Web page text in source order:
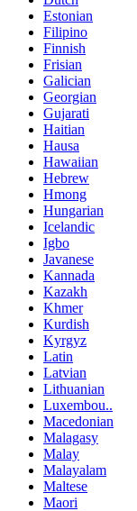
Estonian
Filipino
Finnish
Frisian
Galician
Georgian
Gujarati
Haitian
Hausa
Hawaiian
Hebrew
Hmong
Hungarian
Icelandic
Igbo
Javanese
Kannada
Kazakh
Khmer
Kurdish
Kyrgyz
Latin
Latvian
Lithuanian
Luxembou..
Macedonian
Malagasy
Malay
Malayalam
Maltese
Maori